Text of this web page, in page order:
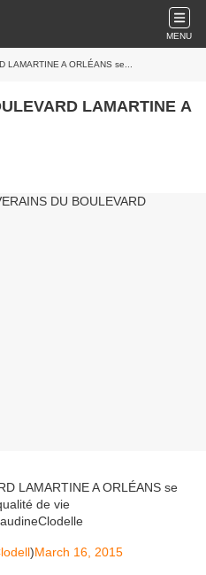
MENU
LAMARTINE A ORLÉANS se...
LAMARTINE A
LAMARTINE A ORLÉANS se
de vie
)March 16, 2015